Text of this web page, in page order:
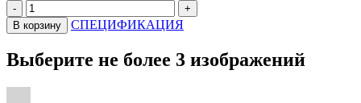
-
+
В корзину
СПЕЦИФИКАЦИЯ
Выберите не более 3 изображений